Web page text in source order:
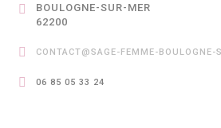
BOULOGNE-SUR-MER
62200
CONTACT@SAGE-FEMME-BOULOGNE-
06 85 05 33 24